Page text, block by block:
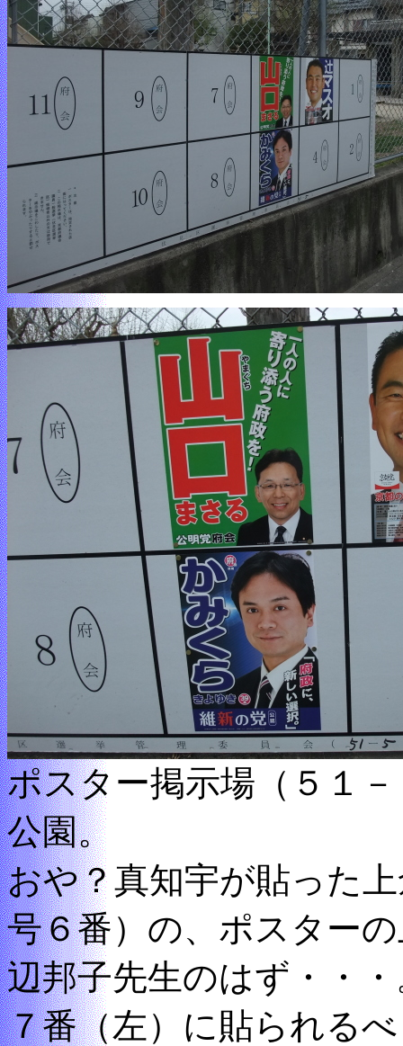
ポスター掲示場（５１
公園。
おや？真知宇が貼った
号６番）の、ポスター
辺邦子先生のはず・・
７番（左）に貼られる